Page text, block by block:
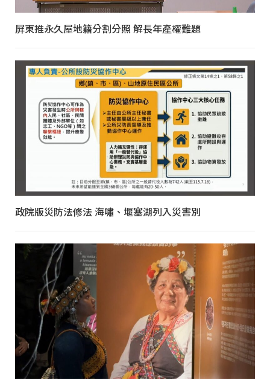
屏東推永久屋地籍分割分照 解長年產權難題
政院版災防法修法 海嘯、堰塞湖列入災害別